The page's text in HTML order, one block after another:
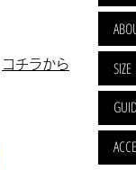
​コチラから
SIZE